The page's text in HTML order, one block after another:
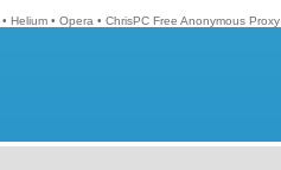
• Helium • Opera • ChrisPC Free Anonymous Proxy